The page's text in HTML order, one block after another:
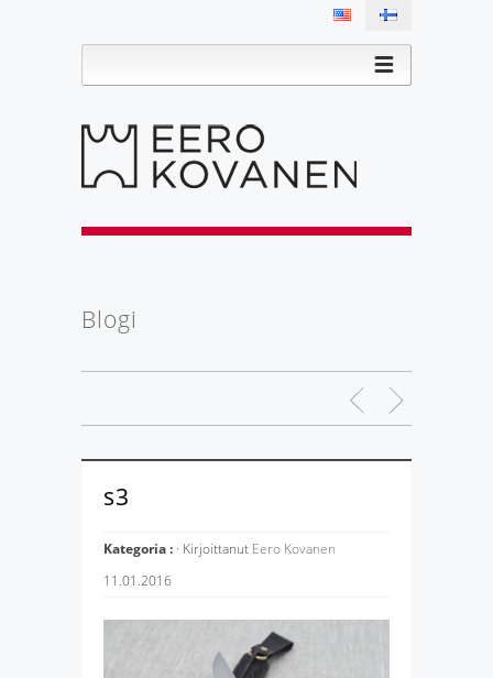
Blogi
s3
Kategoria : · Kirjoittanut Eero Kovanen
11.01.2016